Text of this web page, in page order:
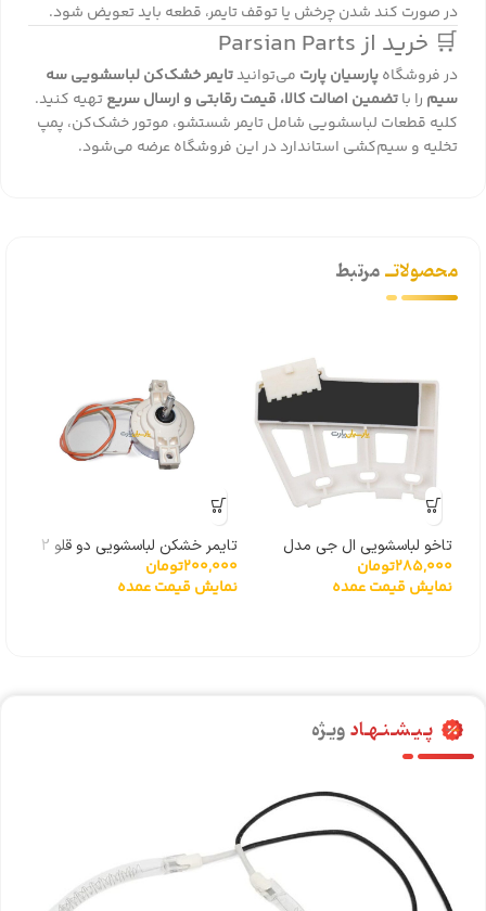
در صورت کند شدن چرخش یا توقف تایمر، قطعه باید تعویض شود.
🛒 خرید از Parsian Parts
در فروشگاهپارسیان پارت می‌توانیدتایمر خشک‌کن لباسشویی سه
سیم را باتضمین اصالت کالا، قیمت رقابتی و ارسال سریعتهیه کنید.
کلیه قطعات لباسشویی شامل تایمر شستشو، موتور خشک‌کن، پمپ
تخلیه و سیم‌کشی استاندارد در این فروشگاه عرضه می‌شود.
محصولاتــمرتبط
تاخو لباسشویی ال جی مدل
گیربکسی 6501KW2001A
285,000تومان
نمایش قیمت عمده
تایمر خشکن لباسشویی دو قلو 2
سیم
200,000تومان
نمایش قیمت عمده
پـیـشـنـهـادویـژه